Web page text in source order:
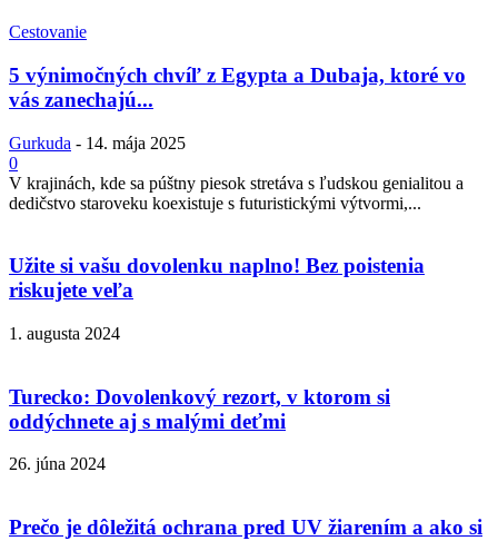
Cestovanie
5 výnimočných chvíľ z Egypta a Dubaja, ktoré vo
vás zanechajú...
Gurkuda - 14. mája 2025
0
V krajinách, kde sa púštny piesok stretáva s ľudskou genialitou a
dedičstvo staroveku koexistuje s futuristickými výtvormi,...
Užite si vašu dovolenku naplno! Bez poistenia
riskujete veľa
1. augusta 2024
Turecko: Dovolenkový rezort, v ktorom si
oddýchnete aj s malými deťmi
26. júna 2024
Prečo je dôležitá ochrana pred UV žiarením a ako si